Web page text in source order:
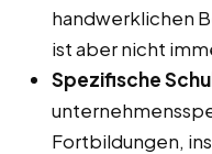
handwerklichen
ist aber nicht
Spezifische
Fortbildungen,